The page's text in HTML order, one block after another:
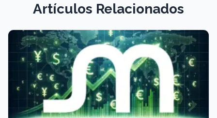
Artículos Relacionados